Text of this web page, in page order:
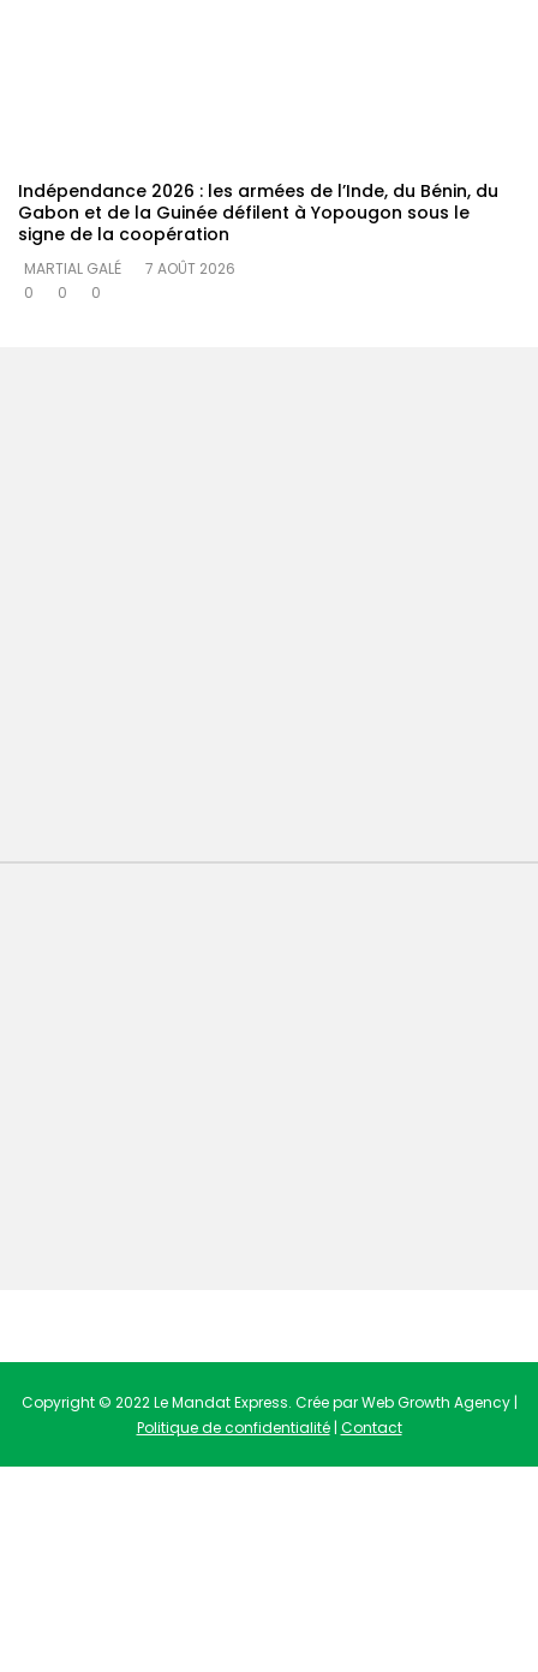
Indépendance 2026 : les armées de l’Inde, du Bénin, du
Gabon et de la Guinée défilent à Yopougon sous le
signe de la coopération
MARTIAL GALÉ
7 AOÛT 2026
0
0 0
Copyright © 2022 Le Mandat Express. Crée par Web Growth Agency |
Politique de confidentialité| Contact